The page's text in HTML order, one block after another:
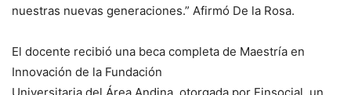
nuestras nuevas generaciones.” Afirmó De la Rosa.
El docente recibió una beca completa de Maestría en
Innovación de la Fundación